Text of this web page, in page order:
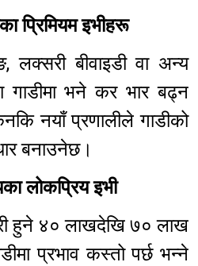
प्रिमियम इभीहरू
लक्सरी बीवाइडी वा अन्य
गाडीमा भने कर भार बढ्न
नयाँ प्रणालीले गाडीको
बनाउनेछ।
लोकप्रिय इभी
हुने ४० लाखदेखि ७० लाख
प्रभाव कस्तो पर्छ भन्ने